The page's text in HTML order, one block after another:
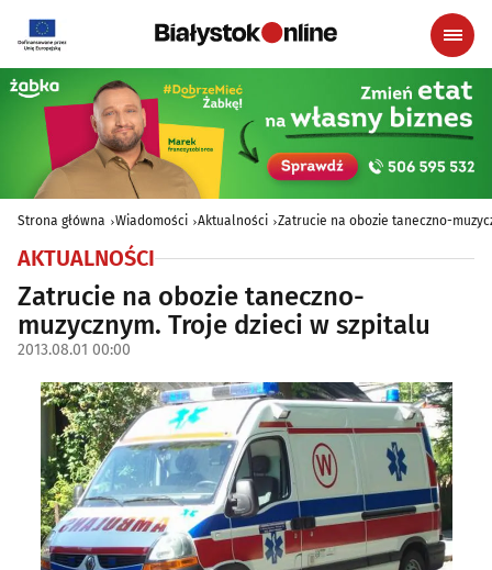
Strona główna Wiadomości Aktualności Zatrucie na obozie taneczno-
AKTUALNOŚCI
Zatrucie na obozie taneczno-
muzycznym. Troje dzieci w szpitalu
2013.08.01 00:00